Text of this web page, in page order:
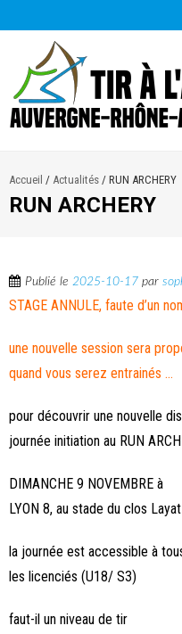
Accueil / Actualités / RUN ARCHERY
RUN ARCHERY
Publié le 2025-10-17 par
STAGE ANNULE, faute d’un
une nouvelle session sera
quand vous serez entrainés …
pour découvrir une nouvelle
journée initiation au RUN
DIMANCHE 9 NOVEMBRE à
LYON 8, au stade du clos Layat
la journée est accessible à
les licenciés (U18/ S3)
faut-il un niveau de tir